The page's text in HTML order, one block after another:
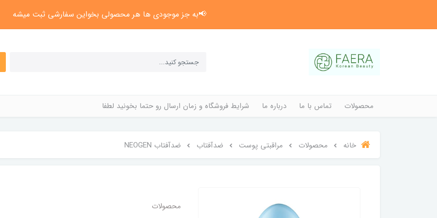
📢به جز موجودی ها هر محصولی بخواین سفارشی ثبت میشه
محصولات تماس با ما درباره ما شرایط فروشگاه و زمان ارسال رو حتما بخونید لطفا
خانه محصولات مراقبتی پوست ضدآفتاب ضدآفتاب NEOGEN
محصولات